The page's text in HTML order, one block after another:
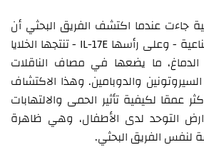
جاءت عندما اكتشف الفريق البحثي أن
بعض هذه الجزيئات المناعية - وعلى رأسها IL-17E - تنتجها الخلايا
ما يضعها في مصاف الناقلات
والدوبامين. وهذا الاكتشاف
عمقا لكيفية تأثير الحمى والالتهابات
التوحد لدى الأطفال، وهي ظاهرة
لنفس الفريق البحثي.